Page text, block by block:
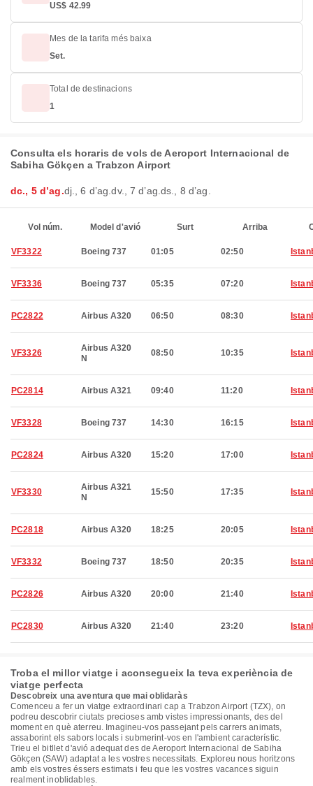
US$ 42.99
Mes de la tarifa més baixa
Set.
Total de destinacions
1
Consulta els horaris de vols de Aeroport Internacional de
Sabiha Gökçen a Trabzon Airport
dc., 5 d’ag.dj., 6 d’ag.dv., 7 d’ag.ds., 8 d’ag.
Vol núm. Model d'avió Surt Arriba
VF3322 Boeing 737 01:05 02:50
VF3336 Boeing 737 05:35 07:20
PC2822 Airbus A320 06:50 08:30
VF3326
Airbus A320
N
08:50 10:35
PC2814 Airbus A321 09:40 11:20
VF3328 Boeing 737 14:30 16:15
PC2824 Airbus A320 15:20 17:00
VF3330
Airbus A321
N
15:50 17:35
PC2818 Airbus A320 18:25 20:05
VF3332 Boeing 737 18:50 20:35
PC2826 Airbus A320 20:00 21:40
PC2830 Airbus A320 21:40 23:20
Troba el millor viatge i aconsegueix la teva experiència de
viatge perfecta
Descobreix una aventura que mai oblidaràs
Comenceu a fer un viatge extraordinari cap a Trabzon Airport (TZX), on
podreu descobrir ciutats precioses amb vistes impressionants, des del
moment en què aterreu. Imagineu-vos passejant pels carrers animats,
assaborint els sabors locals i submerint-vos en l'ambient característic.
Trieu el bitllet d'avió adequat des de Aeroport Internacional de Sabiha
Gökçen (SAW) adaptat a les vostres necessitats. Exploreu nous horitzons
amb els vostres éssers estimats i feu que les vostres vacances siguin
realment inoblidables.